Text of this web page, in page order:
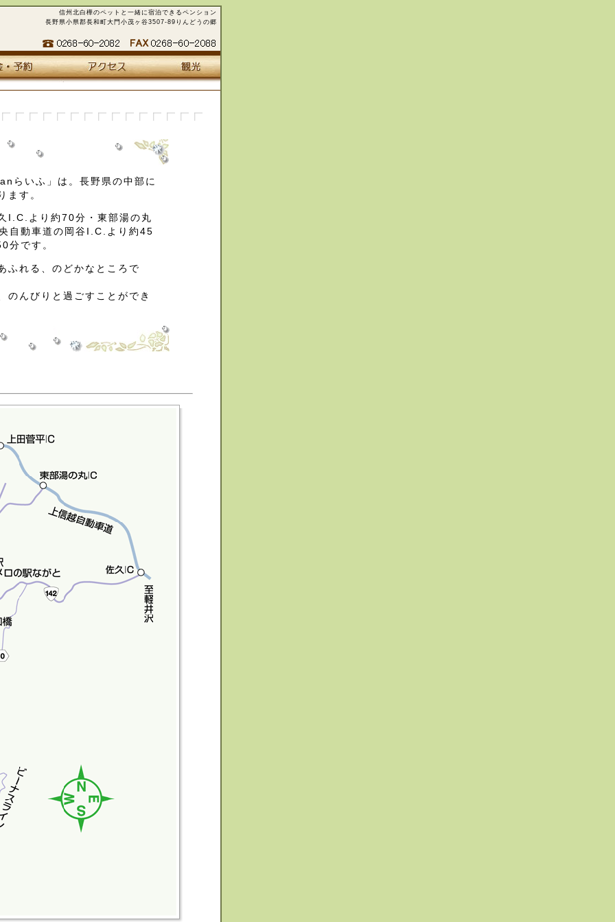
信州北白樺のペットと一緒に宿泊できるペンション
長野県小県郡長和町大門小茂ヶ谷3507-89りんどうの郷
らいふ」は。長野県の中部に
ます。
I.C.より約70分・東部湯の丸
自動車道の岡谷I.C.より約45
分です。
ふれる、のどかなところで
のんびりと過ごすことができ